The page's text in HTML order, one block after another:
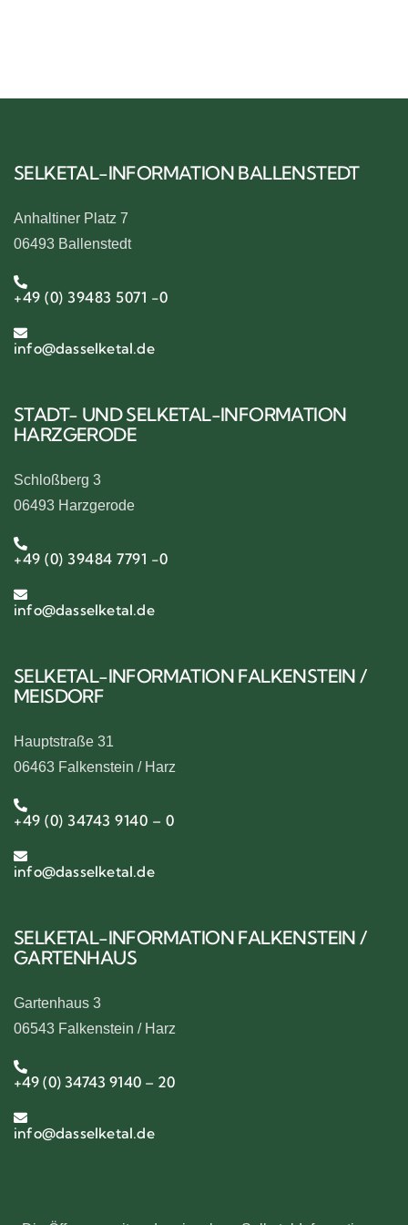
SELKETAL-INFORMATION BALLENSTEDT
Anhaltiner Platz 7
06493 Ballenstedt
+49 (0) 39483 5071 -0
info@dasselketal.de
STADT- UND SELKETAL-INFORMATION
HARZGERODE
Schloßberg 3
06493 Harzgerode
+49 (0) 39484 7791 -0
info@dasselketal.de
SELKETAL-INFORMATION FALKENSTEIN /
MEISDORF
Hauptstraße 31
06463 Falkenstein / Harz
+49 (0) 34743 9140 – 0
info@dasselketal.de
SELKETAL-INFORMATION FALKENSTEIN /
GARTENHAUS
Gartenhaus 3
06543 Falkenstein / Harz
+49 (0) 34743 9140 – 20
info@dasselketal.de